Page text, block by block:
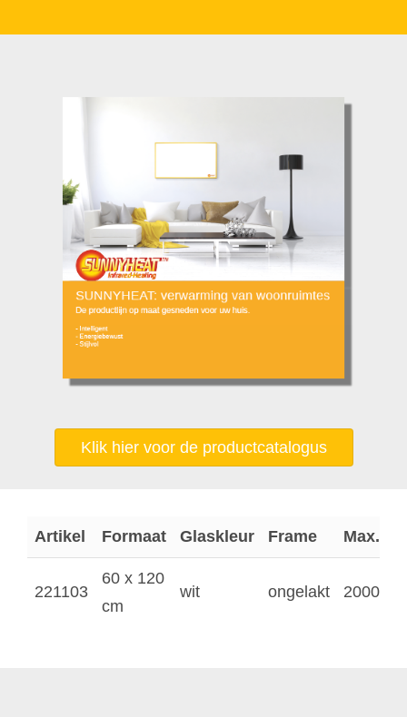
Klik hier voor de productcatalogus
Artikel Formaat Glaskleur Frame Max.
221103
60 x 120
cm
wit ongelakt 2000 W